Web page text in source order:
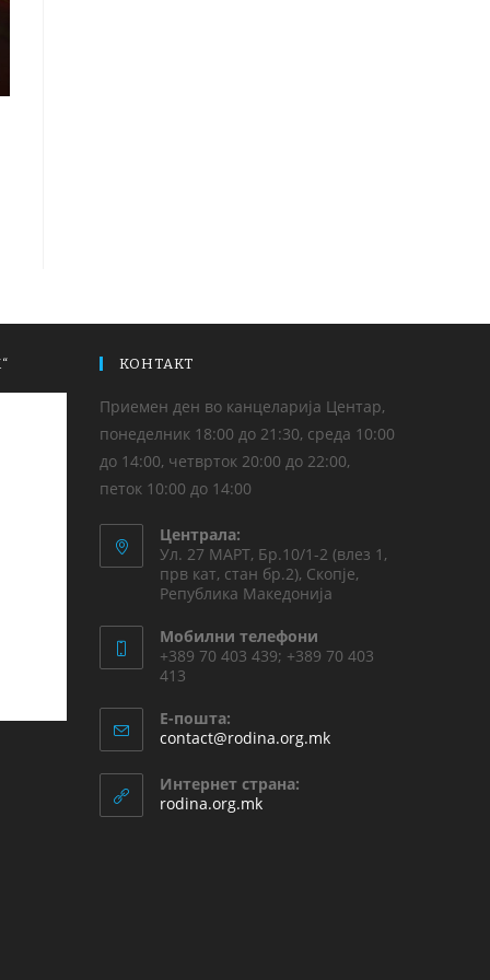
КОНТАКТ
Приемен ден во канцеларија Центар,
понеделник 18:00 до 21:30, среда 10:00
до 14:00, четврток 20:00 до 22:00,
петок 10:00 до 14:00
Централа:
Ул. 27 МАРТ, Бр.10/1-2 (влез 1,
прв кат, стан бр.2), Скопје,
Република Македонија
Мобилни телефони
+389 70 403 439; +389 70 403
413
Е-пошта:
contact@rodina.org.mk
Интернет страна:
rodina.org.mk